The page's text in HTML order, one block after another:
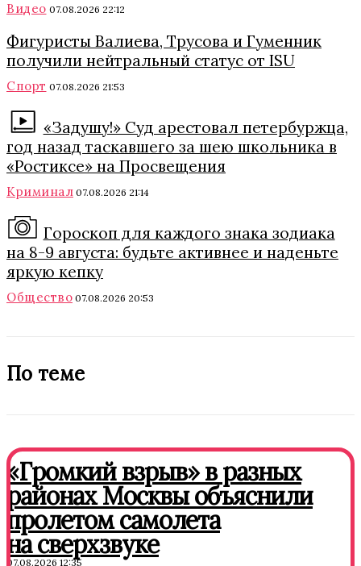
Видео 07.08.2026 22:12
Фигуристы Валиева, Трусова и Гуменник
получили нейтральный статус от ISU
Спорт 07.08.2026 21:53
«Задушу!» Суд арестовал петербуржца,
год назад таскавшего за шею школьника в
«Ростиксе» на Просвещения
Криминал 07.08.2026 21:14
Гороскоп для каждого знака зодиака
на 8-9 августа: будьте активнее и наденьте
яркую кепку
Общество 07.08.2026 20:53
По теме
«Громкий взрыв» в разных
районах Москвы объяснили
пролетом самолета
на сверхзвуке
07.08.2026 12:35